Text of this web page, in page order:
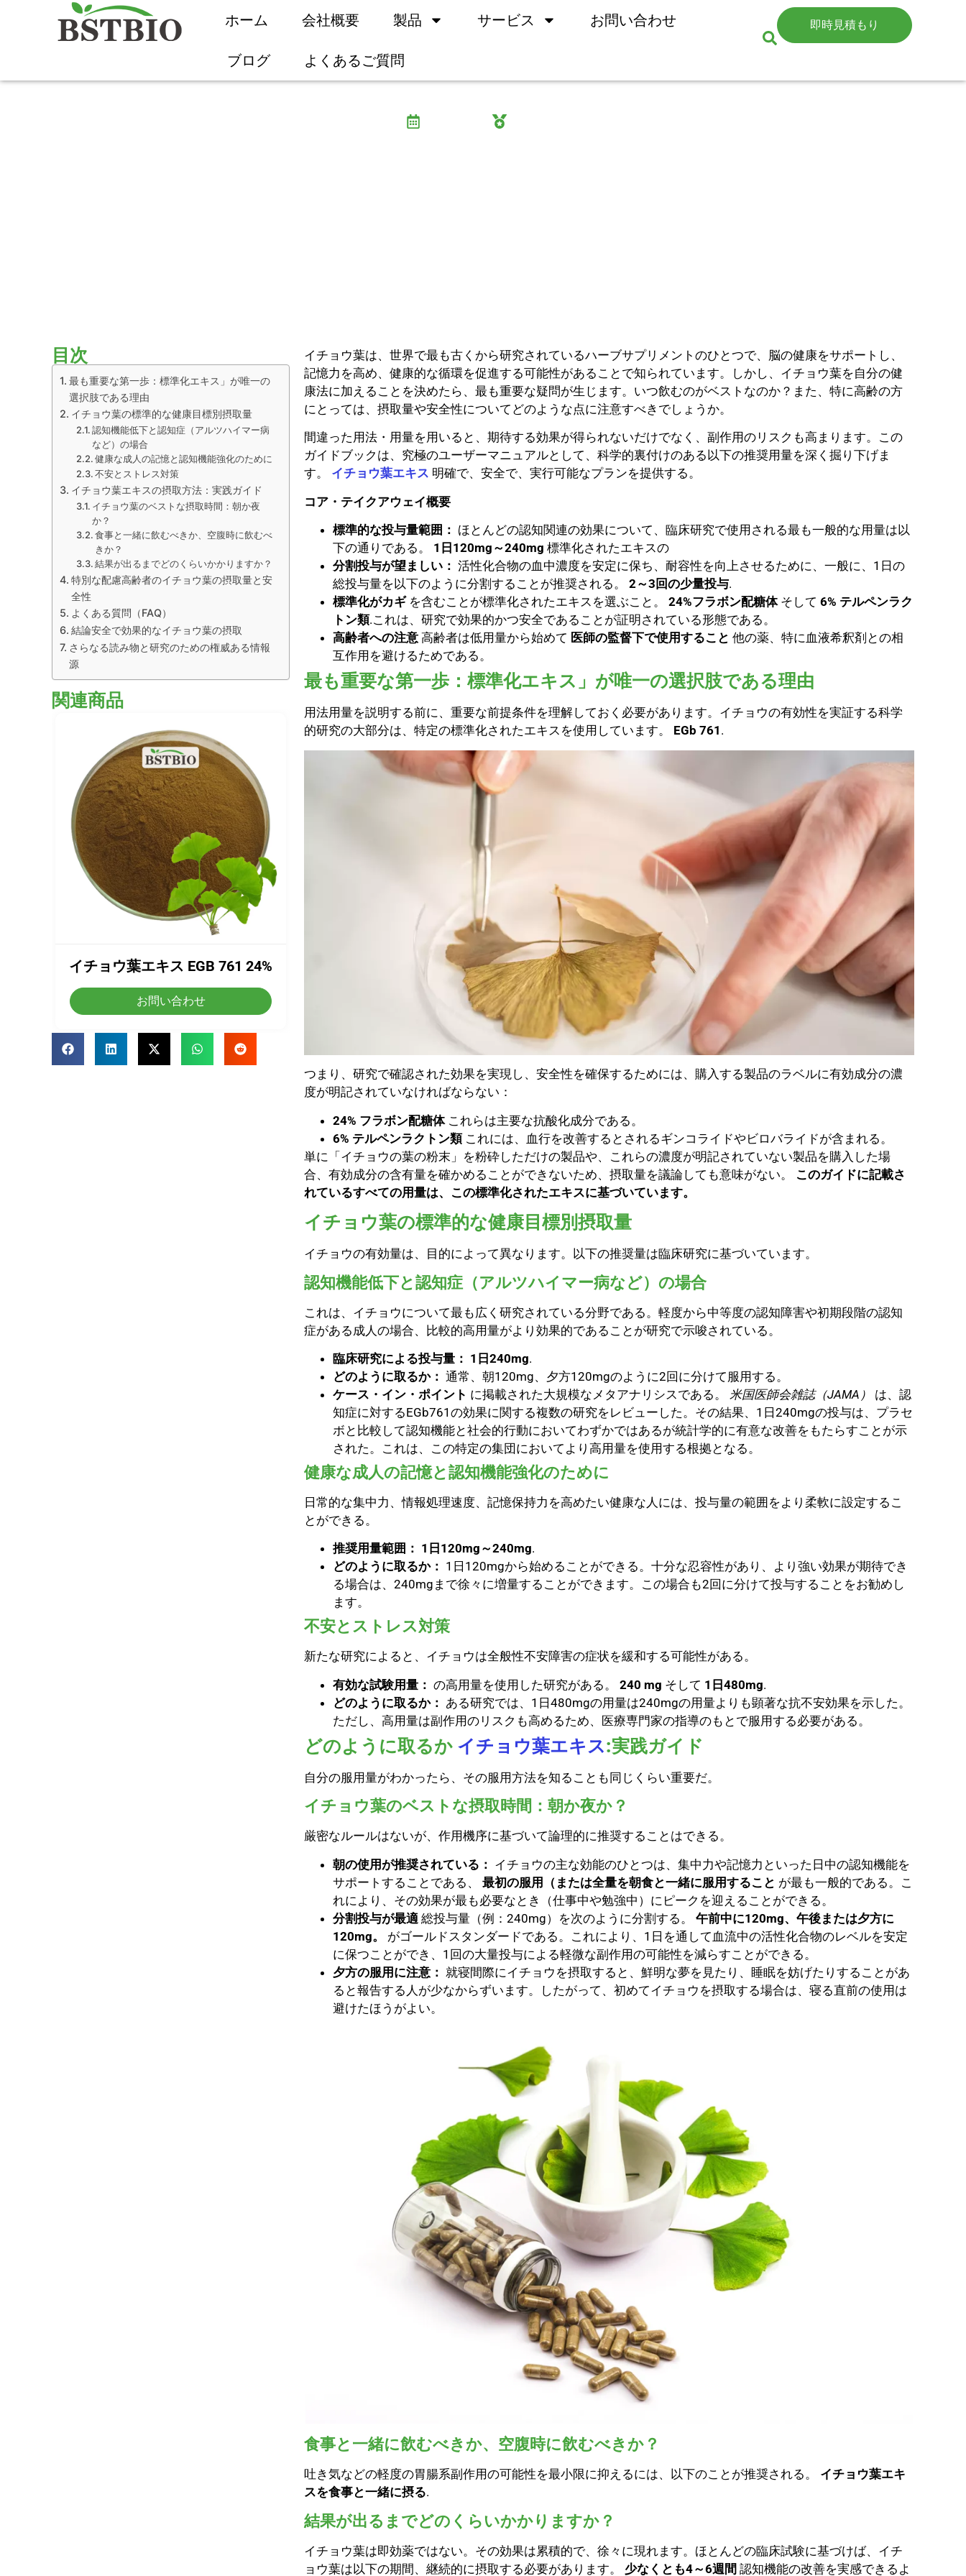
ホーム 会社概要 製品 サービス お問い合わせ
ブログ よくあるご質問
即時見積もり
目次
最も重要な第一歩：標準化エキス」が唯一の
選択肢である理由
イチョウ葉の標準的な健康目標別摂取量
認知機能低下と認知症（アルツハイマー病
など）の場合
健康な成人の記憶と認知機能強化のために
不安とストレス対策
イチョウ葉エキスの摂取方法：実践ガイド
イチョウ葉のベストな摂取時間：朝か夜
か？
食事と一緒に飲むべきか、空腹時に飲むべ
きか？
結果が出るまでどのくらいかかりますか？
特別な配慮高齢者のイチョウ葉の摂取量と安
全性
よくある質問（FAQ）
結論安全で効果的なイチョウ葉の摂取
さらなる読み物と研究のための権威ある情報
源
関連商品
イチョウ葉エキス EGB 761 24%
お問い合わせ
イチョウ葉は、世界で最も古くから研究されているハーブサプリメントのひとつで、脳の健康をサポートし、
記憶力を高め、健康的な循環を促進する可能性があることで知られています。しかし、イチョウ葉を自分の健
康法に加えることを決めたら、最も重要な疑問が生じます。いつ飲むのがベストなのか？また、特に高齢の方
にとっては、摂取量や安全性についてどのような点に注意すべきでしょうか。
間違った用法・用量を用いると、期待する効果が得られないだけでなく、副作用のリスクも高まります。この
ガイドブックは、究極のユーザーマニュアルとして、科学的裏付けのある以下の推奨用量を深く掘り下げま
す。 イチョウ葉エキス 明確で、安全で、実行可能なプランを提供する。
コア・テイクアウェイ概要
標準的な投与量範囲： ほとんどの認知関連の効果について、臨床研究で使用される最も一般的な用量は以
下の通りである。 1日120mg～240mg 標準化されたエキスの
分割投与が望ましい： 活性化合物の血中濃度を安定に保ち、耐容性を向上させるために、一般に、1日の
総投与量を以下のように分割することが推奨される。2～3回の少量投与.
標準化がカギを含むことが標準化されたエキスを選ぶこと。24%フラボン配糖体そして6% テルペンラク
トン類.これは、研究で効果的かつ安全であることが証明されている形態である。
高齢者への注意 高齢者は低用量から始めて 医師の監督下で使用すること 他の薬、特に血液希釈剤との相
互作用を避けるためである。
最も重要な第一歩：標準化エキス」が唯一の選択肢である理由
用法用量を説明する前に、重要な前提条件を理解しておく必要があります。イチョウの有効性を実証する科学
的研究の大部分は、特定の標準化されたエキスを使用しています。 EGb 761 .
つまり、研究で確認された効果を実現し、安全性を確保するためには、購入する製品のラベルに有効成分の濃
度が明記されていなければならない：
24% フラボン配糖体これらは主要な抗酸化成分である。
6% テルペンラクトン類これには、血行を改善するとされるギンコライドやビロバライドが含まれる。
単に「イチョウの葉の粉末」を粉砕しただけの製品や、これらの濃度が明記されていない製品を購入した場
合、有効成分の含有量を確かめることができないため、摂取量を議論しても意味がない。 このガイドに記載さ
れているすべての用量は、この標準化されたエキスに基づいています。
イチョウ葉の標準的な健康目標別摂取量
イチョウの有効量は、目的によって異なります。以下の推奨量は臨床研究に基づいています。
認知機能低下と認知症（アルツハイマー病など）の場合
これは、イチョウについて最も広く研究されている分野である。軽度から中等度の認知障害や初期段階の認知
症がある成人の場合、比較的高用量がより効果的であることが研究で示唆されている。
臨床研究による投与量： 1日240mg.
どのように取るか： 通常、朝120mg、夕方120mgのように2回に分けて服用する。
ケース・イン・ポイント に掲載された大規模なメタアナリシスである。 米国医師会雑誌（JAMA）
は、認
知症に対するEGb761の効果に関する複数の研究をレビューした。その結果、1日240mgの投与は、プラセ
ボと比較して認知機能と社会的行動においてわずかではあるが統計学的に有意な改善をもたらすことが示
された。これは、この特定の集団においてより高用量を使用する根拠となる。
健康な成人の記憶と認知機能強化のために
日常的な集中力、情報処理速度、記憶保持力を高めたい健康な人には、投与量の範囲をより柔軟に設定するこ
とができる。
推奨用量範囲： 1日120mg～240mg.
どのように取るか： 1日120mgから始めることができる。十分な忍容性があり、より強い効果が期待でき
る場合は、240mgまで徐々に増量することができます。この場合も2回に分けて投与することをお勧めし
ます。
不安とストレス対策
新たな研究によると、イチョウは全般性不安障害の症状を緩和する可能性がある。
有効な試験用量： の高用量を使用した研究がある。240 mg そして 1日480mg.
どのように取るか： ある研究では、1日480mgの用量は240mgの用量よりも顕著な抗不安効果を示した。
ただし、高用量は副作用のリスクも高めるため、医療専門家の指導のもとで服用する必要がある。
どのように取るか イチョウ葉エキス:実践ガイド
自分の服用量がわかったら、その服用方法を知ることも同じくらい重要だ。
イチョウ葉のベストな摂取時間：朝か夜か？
厳密なルールはないが、作用機序に基づいて論理的に推奨することはできる。
朝の使用が推奨されている： イチョウの主な効能のひとつは、集中力や記憶力といった日中の認知機能を
サポートすることである、最初の服用（または全量を朝食と一緒に服用すること が最も一般的である。こ
れにより、その効果が最も必要なとき（仕事中や勉強中）にピークを迎えることができる。
分割投与が最適 総投与量（例：240mg）を次のように分割する。午前中に120mg、午後または夕方に
120mg。
がゴールドスタンダードである。これにより、1日を通して血流中の活性化合物のレベルを安定
に保つことができ、1回の大量投与による軽微な副作用の可能性を減らすことができる。
夕方の服用に注意： 就寝間際にイチョウを摂取すると、鮮明な夢を見たり、睡眠を妨げたりすることがあ
ると報告する人が少なからずいます。したがって、初めてイチョウを摂取する場合は、寝る直前の使用は
避けたほうがよい。
食事と一緒に飲むべきか、空腹時に飲むべきか？
吐き気などの軽度の胃腸系副作用の可能性を最小限に抑えるには、以下のことが推奨される。 イチョウ葉エキ
スを食事と一緒に摂る.
結果が出るまでどのくらいかかりますか？
イチョウ葉は即効薬ではない。その効果は累積的で、徐々に現れます。ほとんどの臨床試験に基づけば、イチ
ョウ葉は以下の期間、継続的に摂取する必要があります。 少なくとも4～6週間 認知機能の改善を実感できるよ